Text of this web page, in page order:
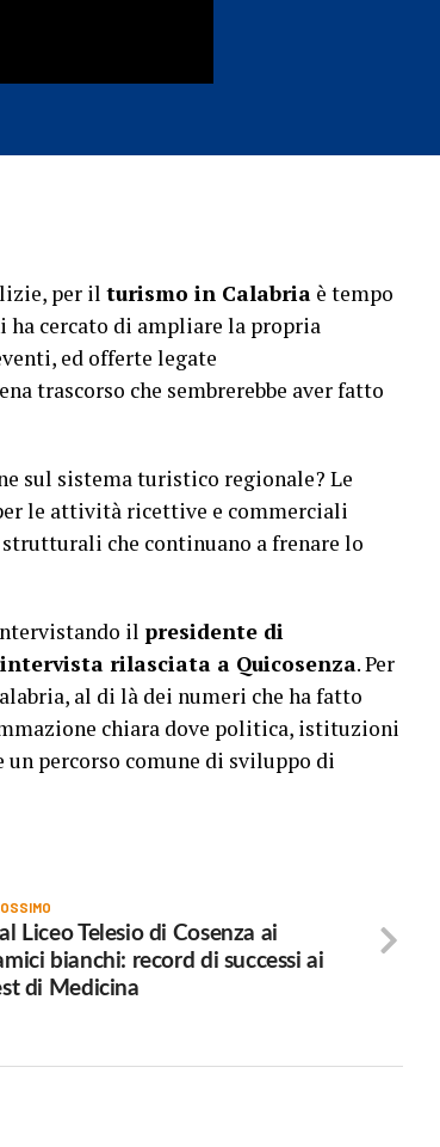
per il turismo in Calabria è tempo
cercato di ampliare la propria
ed offerte legate
trascorso che sembrerebbe aver fatto
sul sistema turistico regionale? Le
le attività ricettive e commerciali
che continuano a frenare lo
il presidente di
rilasciata a Quicosenza. Per
al di là dei numeri che ha fatto
chiara dove politica, istituzioni
percorso comune di sviluppo di
Liceo Telesio di Cosenza ai
bianchi: record di successi ai
di Medicina